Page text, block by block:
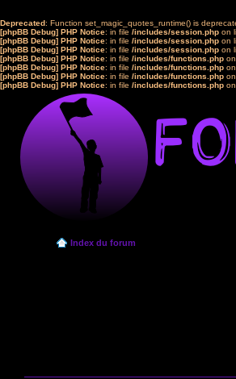
Deprecated: Function set_magic_quotes_runtime() is
[phpBB Debug] PHP Notice: in file /includes/session.php on
[phpBB Debug] PHP Notice: in file /includes/session.php on
[phpBB Debug] PHP Notice: in file /includes/session.php on
[phpBB Debug] PHP Notice: in file /includes/functions.php
[phpBB Debug] PHP Notice: in file /includes/functions.php
[phpBB Debug] PHP Notice: in file /includes/functions.php
[phpBB Debug] PHP Notice: in file /includes/functions.php
Index du forum